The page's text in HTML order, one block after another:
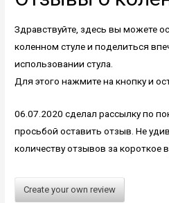
Здравствуйте, здесь вы можете
коленном стуле и поделиться
использовании стула.
Для этого нажмите на кнопку и
06.07.2020 сделал рассылку по
просьбой оставить отзыв. Не
количеству отзывов за короткое
Create your own review